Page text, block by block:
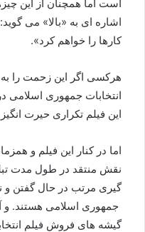
است اما همچنان از این
اشاره ای به «بالا» می
کارها را خواهم کرد».
هرکسی اگر این زحمت را
انتخابات جمهوری اسلامی
این فیلم تکراری حیرت
اما در کنار این فیلم و
نقش منتقد در طول مدت
گیری مرتب در حال گفتن و
جمهوری اسلامی هستند. و
گیشه های فروش فیلم